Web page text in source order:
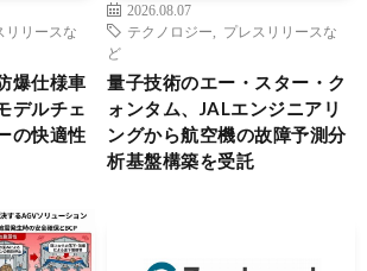
リリースな
爆仕様車
デルチェ
の快適性
2026.08.07
テクノロジー
プレスリリースな
ど
量子技術のエー・スター・ク
ォンタム、JALエンジニアリ
ングから航空機の故障予測分
析基盤構築を受託